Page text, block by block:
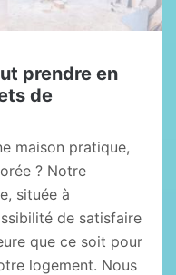
prendre en
de
maison pratique,
? Notre
située à
de satisfaire
que ce soit pour
logement. Nous